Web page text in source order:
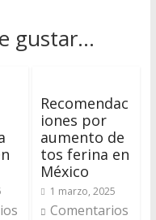
gustar...
Recomendac
iones por
aumento de
tos ferina en
México
1 marzo, 2025
Comentarios